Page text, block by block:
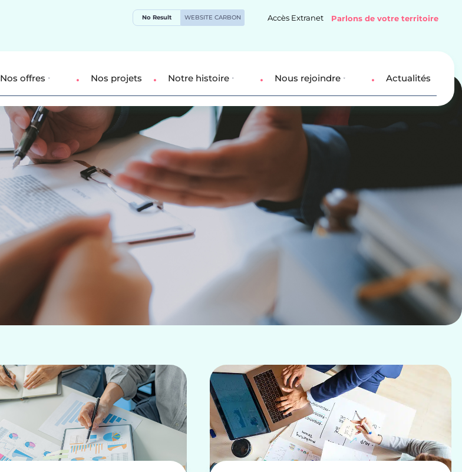
No Result WEBSITE CARBON Accès Extranet Parlons de votre territoire
Nos offres Nos projets Notre histoire Nous rejoindre Actualités